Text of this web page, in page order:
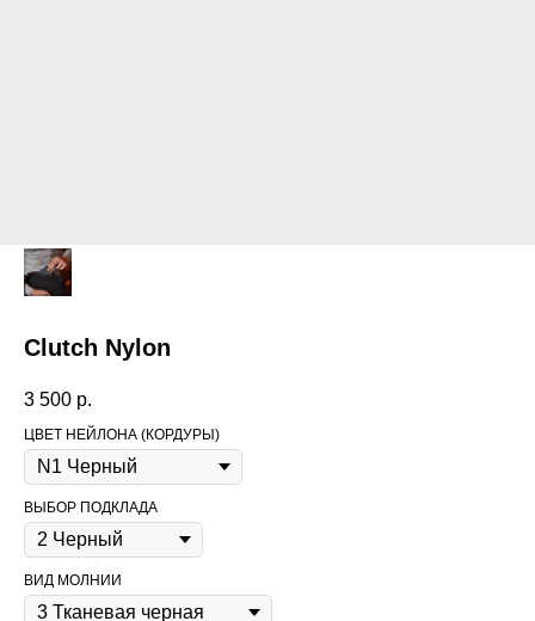
Clutch Nylon
3 500 р.
ЦВЕТ НЕЙЛОНА (КОРДУРЫ)
ВЫБОР ПОДКЛАДА
ВИД МОЛНИИ